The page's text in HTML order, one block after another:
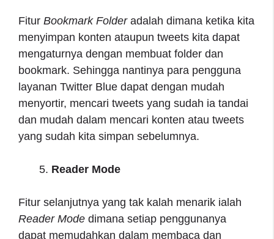
Fitur Bookmark Folderadalah dimana ketika kita
menyimpan konten ataupun tweets kita dapat
mengaturnya dengan membuat folder dan
bookmark. Sehingga nantinya para pengguna
layanan Twitter Blue dapat dengan mudah
menyortir, mencari tweets yang sudah ia tandai
dan mudah dalam mencari konten atau tweets
yang sudah kita simpan sebelumnya.
Reader Mode
Fitur selanjutnya yang tak kalah menarik ialah
Reader Mode dimana setiap penggunanya
dapat memudahkan dalam membaca dan